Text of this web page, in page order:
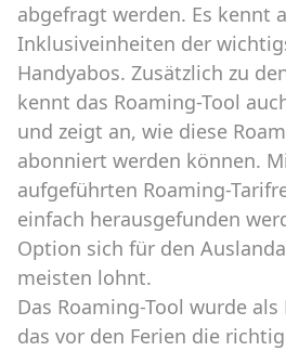
News
Forum
Über uns
Datenschutz ·AGB Impressum
abgefragt werden. Es kennt
Inklusiveinheiten der
Handyabos. Zusätzlich zu
kennt das Roaming-Tool
und zeigt an, wie diese
abonniert werden können.
aufgeführten Roaming-
einfach herausgefunden
Option sich für den
meisten lohnt.
Das Roaming-Tool wurde
das vor den Ferien die